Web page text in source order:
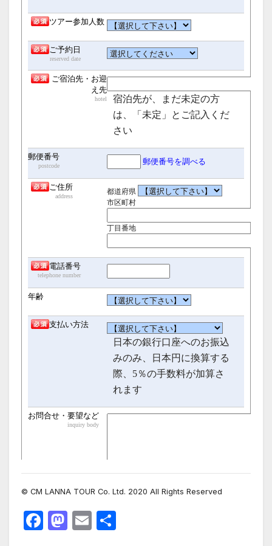
© CM LANNA TOUR Co. Ltd. 2020 All Rights Reserved
F
M E